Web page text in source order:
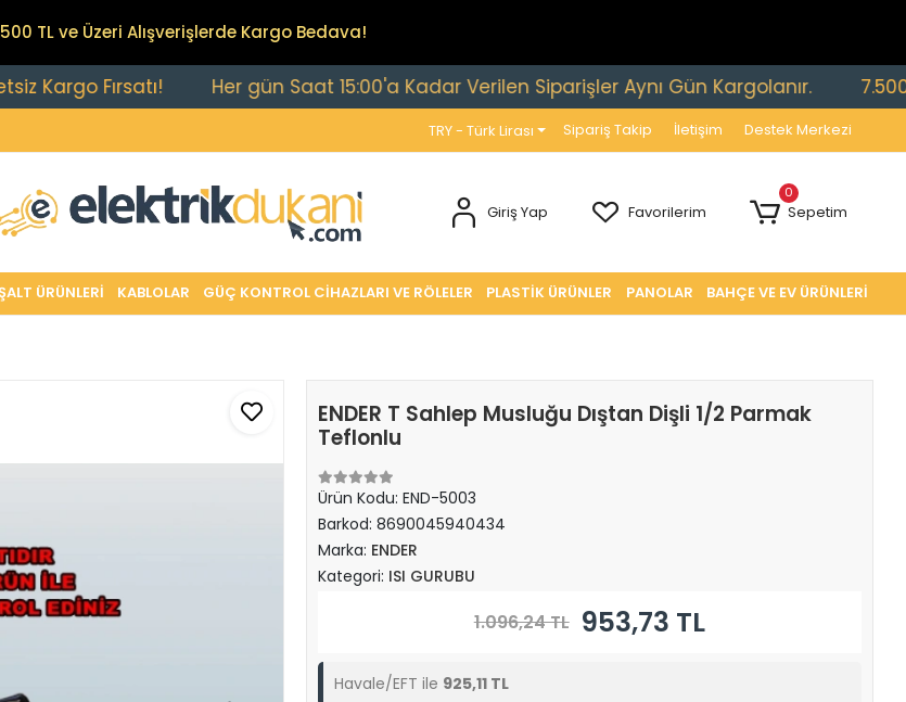
TL ve Üzeri Alışverişlerde Kargo Bedava!
Fırsatı! Her gün Saat 15:00'a Kadar Verilen Siparişler Aynı Gün Kargolanır. 7.500 TL
TRY - Türk Lirası Sipariş Takip İletişim Destek Merkezi
Giriş Yap Favorilerim
0
Sepetim
ÜRÜNLERİ KABLOLAR GÜÇ KONTROL CİHAZLARI VE RÖLELER PLASTİK ÜRÜNLER PANOLAR BAHÇE VE EV ÜRÜNLERİ
ENDER T Sahlep Musluğu Dıştan Dişli 1/2 Parmak
Teflonlu
Ürün Kodu: END-5003
Barkod: 8690045940434
Marka: ENDER
Kategori: ISI GURUBU
1.096,24 TL 953,73 TL
Havale/EFT ile 925,11 TL